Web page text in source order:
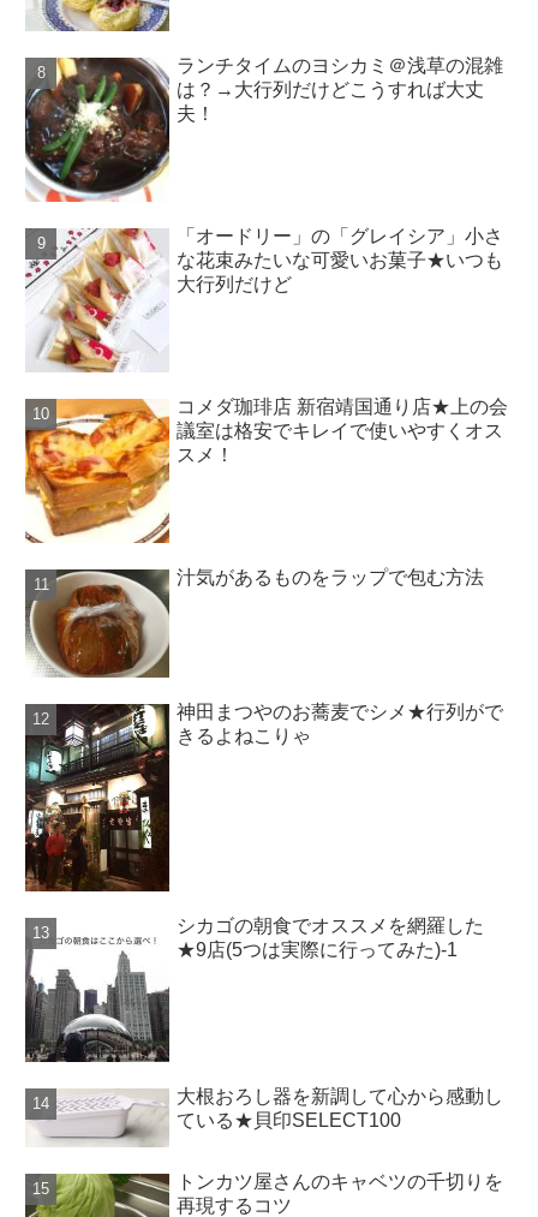
ランチタイムのヨシカミ＠浅草の混雑
は？→大行列だけどこうすれば大丈
夫！
「オードリー」の「グレイシア」小さ
な花束みたいな可愛いお菓子★いつも
大行列だけど
コメダ珈琲店 新宿靖国通り店★上の会
議室は格安でキレイで使いやすくオス
スメ！
汁気があるものをラップで包む方法
神田まつやのお蕎麦でシメ★行列がで
きるよねこりゃ
シカゴの朝食でオススメを網羅した
★9店(5つは実際に行ってみた)-1
大根おろし器を新調して心から感動し
ている★貝印SELECT100
トンカツ屋さんのキャベツの千切りを
再現するコツ